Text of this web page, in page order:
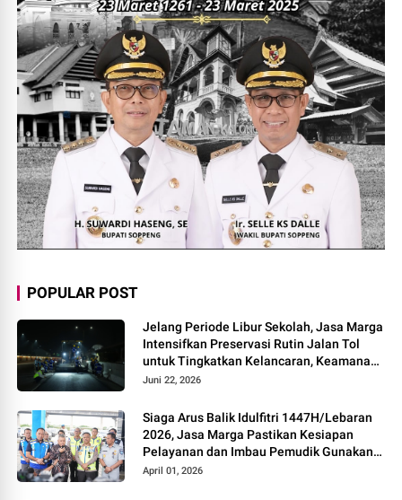
POPULAR POST
Jelang Periode Libur Sekolah, Jasa Marga
Intensifkan Preservasi Rutin Jalan Tol
untuk Tingkatkan Kelancaran, Keamanan
dan Kenyamanan Perjalanan
Juni 22, 2026
Siaga Arus Balik Idulfitri 1447H/Lebaran
2026, Jasa Marga Pastikan Kesiapan
Pelayanan dan Imbau Pemudik Gunakan
Rest Area Alternatif
April 01, 2026